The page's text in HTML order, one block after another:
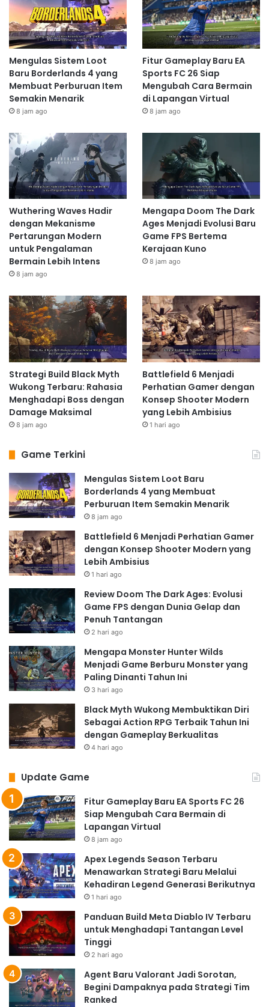
Mengulas Sistem Loot
Baru Borderlands 4 yang
Membuat Perburuan Item
Semakin Menarik
8 jam ago
Fitur Gameplay Baru EA
Sports FC 26 Siap
Mengubah Cara Bermain
di Lapangan Virtual
8 jam ago
Wuthering Waves Hadir
dengan Mekanisme
Pertarungan Modern
untuk Pengalaman
Bermain Lebih Intens
8 jam ago
Mengapa Doom The Dark
Ages Menjadi Evolusi Baru
Game FPS Bertema
Kerajaan Kuno
8 jam ago
Strategi Build Black Myth
Wukong Terbaru: Rahasia
Menghadapi Boss dengan
Damage Maksimal
8 jam ago
Battlefield 6 Menjadi
Perhatian Gamer dengan
Konsep Shooter Modern
yang Lebih Ambisius
1 hari ago
Game Terkini
Mengulas Sistem Loot Baru
Borderlands 4 yang Membuat
Perburuan Item Semakin Menarik
8 jam ago
Battlefield 6 Menjadi Perhatian Gamer
dengan Konsep Shooter Modern yang
Lebih Ambisius
1 hari ago
Review Doom The Dark Ages: Evolusi
Game FPS dengan Dunia Gelap dan
Penuh Tantangan
2 hari ago
Mengapa Monster Hunter Wilds
Menjadi Game Berburu Monster yang
Paling Dinanti Tahun Ini
3 hari ago
Black Myth Wukong Membuktikan Diri
Sebagai Action RPG Terbaik Tahun Ini
dengan Gameplay Berkualitas
4 hari ago
Update Game
Fitur Gameplay Baru EA Sports FC 26
Siap Mengubah Cara Bermain di
Lapangan Virtual
8 jam ago
Apex Legends Season Terbaru
Menawarkan Strategi Baru Melalui
Kehadiran Legend Generasi Berikutnya
1 hari ago
Panduan Build Meta Diablo IV Terbaru
untuk Menghadapi Tantangan Level
Tinggi
2 hari ago
Agent Baru Valorant Jadi Sorotan,
Begini Dampaknya pada Strategi Tim
Ranked